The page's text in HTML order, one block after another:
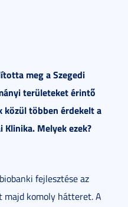
meg a Szegedi
területeket érintő
közül többen érdekelt a
Melyek ezek?
fejlesztése az
komoly hátteret. A